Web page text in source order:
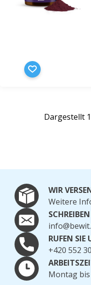
Dargestellt
WIR
Weitere
RUFEN SIE
+420 552
Montag bis